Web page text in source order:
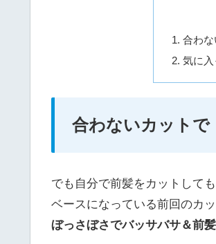
合わな
気に
合わないカットで
でも自分で前髪をカットして
ベースになっている前回のカ
ぼっさぼさでバッサバサ＆前